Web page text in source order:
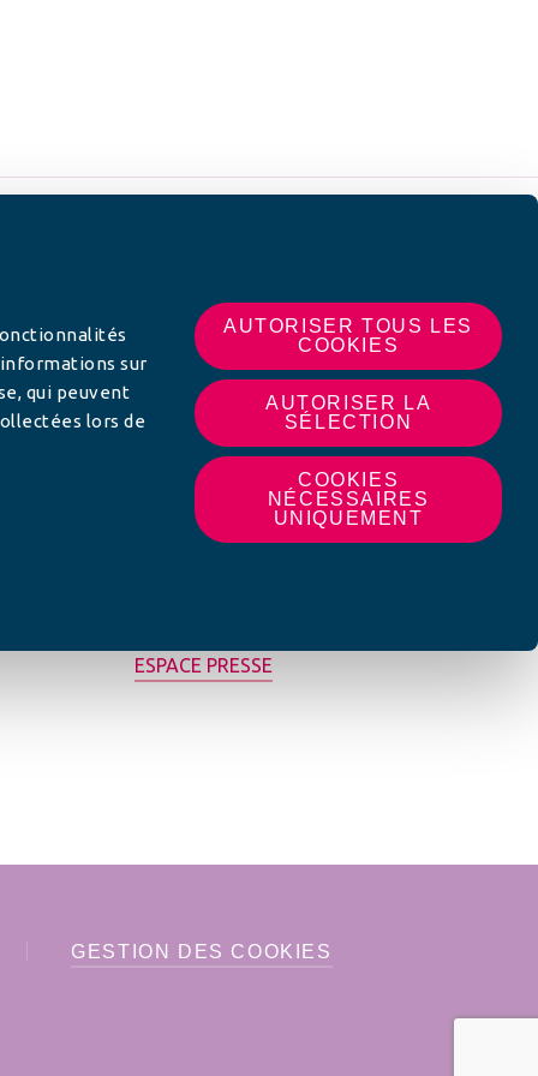
sur
qui peuvent
lors de
AUTORISER TOUS LES
COOKIES
AUTORISER LA
SÉLECTION
COOKIES
NÉCESSAIRES
UNIQUEMENT
ESPACE PRESSE
GESTION DES COOKIES